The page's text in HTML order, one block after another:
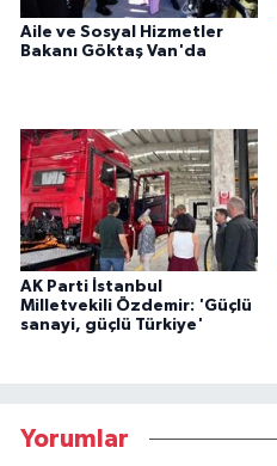
Aile ve Sosyal Hizmetler
Bakanı Göktaş Van'da
AK Parti İstanbul
Milletvekili Özdemir: 'Güçlü
sanayi, güçlü Türkiye'
Yorumlar